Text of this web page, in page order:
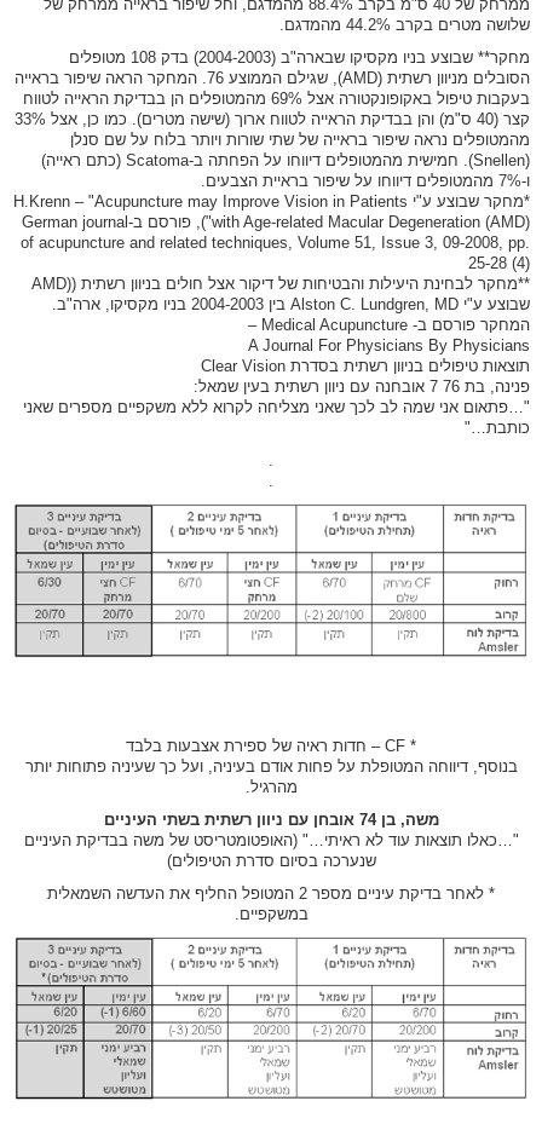
ממרחק של 40 ס"מ בקרב 88.4% מהמדגם, וחל שיפור בראייה ממרחק של
שלושה מטרים בקרב 44.2% מהמדגם.
מחקר** שבוצע בניו מקסיקו שבארה"ב (2004-2003) בדק 108 מטופלים
הסובלים מניוון רשתית (AMD), שגילם הממוצע 76. המחקר הראה שיפור בראייה
בעקבות טיפול באקופונקטורה אצל 69% מהמטופלים הן בבדיקת הראייה לטווח
קצר (40 ס"מ) והן בבדיקת הראייה לטווח ארוך (שישה מטרים). כמו כן, אצל 33%
מהמטופלים נראה שיפור בראייה של שתי שורות ויותר בלוח על שם סנלן
(Snellen). חמישית מהמטופלים דיווחו על הפחתה ב-Scatoma (כתם ראייה)
ו-7% מהמטופלים דיווחו על שיפור בראיית הצבעים.
*מחקר שבוצע ע"י H.Krenn – "Acupuncture may Improve Vision in Patients
with Age-related Macular Degeneration (AMD)"), פורסם ב-German journal
of acupuncture and related techniques, Volume 51, Issue 3, 09-2008, pp.
25-28 (4)
**מחקר לבחינת היעילות והבטיחות של דיקור אצל חולים בניוון רשתית ((AMD
שבוצע ע"י Alston C. Lundgren, MD בין 2004-2003 בניו מקסיקו, ארה"ב.
המחקר פורסם ב- Medical Acupuncture –
A Journal For Physicians By Physicians
תוצאות טיפולים בניוון רשתית בסדרת Clear Vision
פנינה, בת 76 7 אובחנה עם ניוון רשתית בעין שמאל:
"…פתאום אני שמה לב לכך שאני מצליחה לקרוא ללא משקפיים מספרים שאני
כותבת…"
* CF – חדות ראיה של ספירת אצבעות בלבד
בנוסף, דיווחה המטופלת על פחות אודם בעיניה, ועל כך שעיניה פתוחות יותר
מהרגיל.
משה, בן 74 אובחן עם ניוון רשתית בשתי העיניים
"…כאלו תוצאות עוד לא ראיתי…" (האופטומטריסט של משה בבדיקת העיניים
שנערכה בסיום סדרת הטיפולים)
* לאחר בדיקת עיניים מספר 2 המטופל החליף את העדשה השמאלית
במשקפיים.